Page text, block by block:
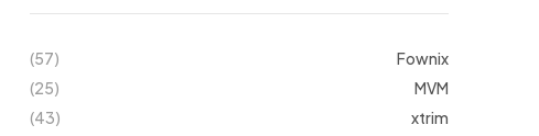
Fownix
(57)
MVM
(25)
xtrim
(43)